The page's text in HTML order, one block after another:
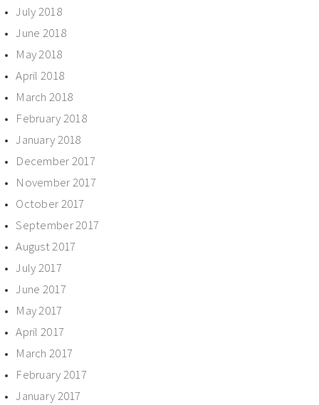
July 2018
June 2018
May 2018
April 2018
March 2018
February 2018
January 2018
December 2017
November 2017
October 2017
September 2017
August 2017
July 2017
June 2017
May 2017
April 2017
March 2017
February 2017
January 2017